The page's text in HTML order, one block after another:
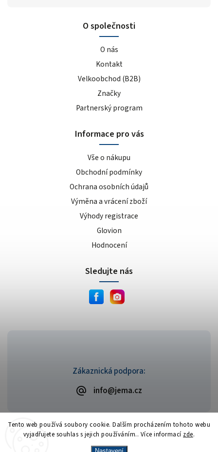
Tento web používá soubory cookie. Dalším procházením tohoto webu
vyjadřujete souhlas s jejich používáním.. Více informací zde.
Zákaznická podpora:
info@jema.cz
O společnosti
O nás
Kontakt
Velkoobchod (B2B)
Značky
Partnerský program
Informace pro vás
Vše o nákupu
Obchodní podmínky
Ochrana osobních údajů
Výměna a vrácení zboží
Výhody registrace
Glovion
Hodnocení
Sledujte nás
Copyright 2026JEMA.cz. Všechna práva vyhrazena.
VytvořilShoptet| Design